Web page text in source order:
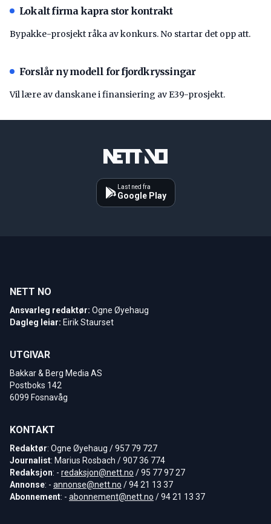
Lokalt firma kapra stor kontrakt
Bypakke-prosjekt råka av konkurs. No startar det opp att.
Forslår ny modell for fjordkryssingar
Vil lære av danskane i finansiering av E39-prosjekt.
Last ned fra
Google Play
NETT NO
Ansvarleg redaktør: Ogne Øyehaug
Dagleg leiar: Eirik Staurset
UTGIVAR
Bakkar & Berg Media AS
Postboks 142
6099 Fosnavåg
KONTAKT
Redaktør: Ogne Øyehaug / 957 79 727
Journalist: Marius Rosbach / 907 36 774
Redaksjon: - redaksjon@nett.no / 95 77 97 27
Annonse: - annonse@nett.no / 94 21 13 37
Abonnement: - abonnement@nett.no / 94 21 13 37